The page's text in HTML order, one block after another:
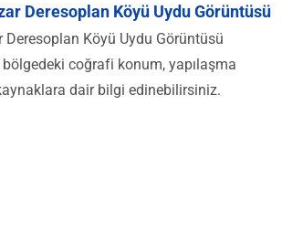
Deresoplan Köyü Uydu Görüntüsü
Deresoplan Köyü Uydu Görüntüsü
coğrafi konum, yapılaşma
dair bilgi edinebilirsiniz.